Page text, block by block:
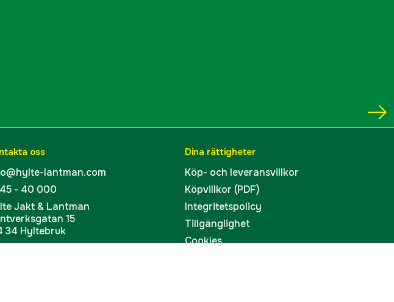
oss
lantman.com
- 40 000
Jakt & Lantman
15
34 Hyltebruk
Dina rättigheter
Köp- och leveransvillkor
Köpvillkor (PDF)
Integritetspolicy
Tillgänglighet
Cookies